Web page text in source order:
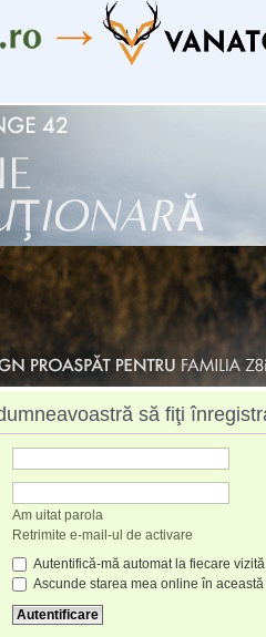
să fiţi
Am uitat parola
Retrimite e-mail-ul de activare
Autentifică-mă automat la fiecare vizită
Ascunde starea mea online în